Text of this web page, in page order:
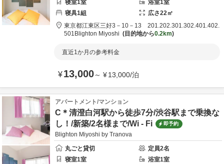
寝室1室 浴室1室
寝具1組 広さ22㎡
東京都江東区三好3－10－13 201.202.301.302.401.402.
501 Blighton Miyoshi 目的地から0.2km
直近1か月の参考料金
¥13,000～ ¥13,000/泊
アパートメント/マンション
C＊清澄白河駅から徒歩7分/渋谷駅まで乗換な
し！/新築/2名様まで/Wi - Fi
即予約
Blighton Miyoshi by Tranova
丸ごと貸切
定員2名
寝室1室 浴室1室